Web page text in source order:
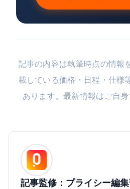
記事の内容は執筆時点の情報
載している価格・日程・仕様
あります。最新情報はご自身
記事監修：プライシー編